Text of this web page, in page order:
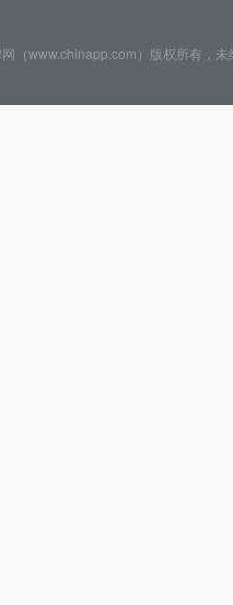
（www.chinapp.com）版权所有，